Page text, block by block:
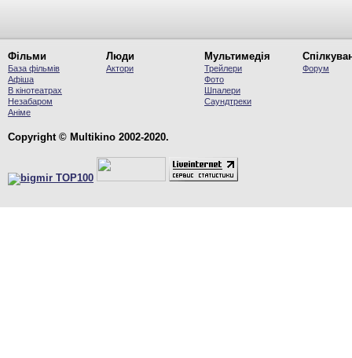
Фільми
База фільмів
Афіша
В кінотеатрах
Незабаром
Аніме
Люди
Актори
Мультимедія
Трейлери
Фото
Шпалери
Саундтреки
Форум
Copyright © Multikino 2002-2020.